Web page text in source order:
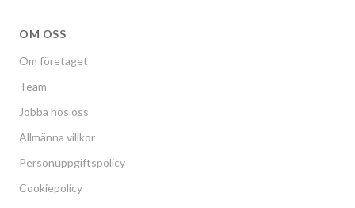
OM OSS
Om företaget
Team
Jobba hos oss
Allmänna villkor
Personuppgiftspolicy
Cookiepolicy